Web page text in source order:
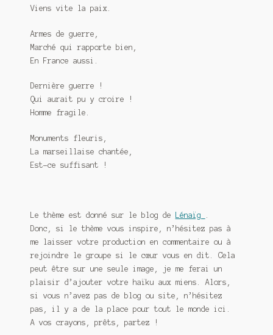
Viens vite la paix.
Armes de guerre,
Marché qui rapporte bien,
En France aussi.
Dernière guerre !
Qui aurait pu y croire !
Homme fragile.
Monuments fleuris,
La marseillaise chantée,
Est-ce suffisant !
Le thème est donné sur le blog de Lénaïg
Donc, si le thème vous inspire, n’hésitez pas à
me laisser votre production en commentaire ou à
rejoindre le groupe si le cœur vous en dit. Cela
peut être sur une seule image, je me ferai un
plaisir d’ajouter votre haïku aux miens. Alors,
si vous n’avez pas de blog ou site, n’hésitez
pas, il y a de la place pour tout le monde ici.
A vos crayons, prêts, partez !